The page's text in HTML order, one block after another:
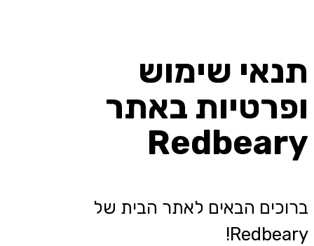
תנאי שימוש
ופרטיות באתר
Redbeary
ברוכים הבאים לאתר הבית של
Redbeary!